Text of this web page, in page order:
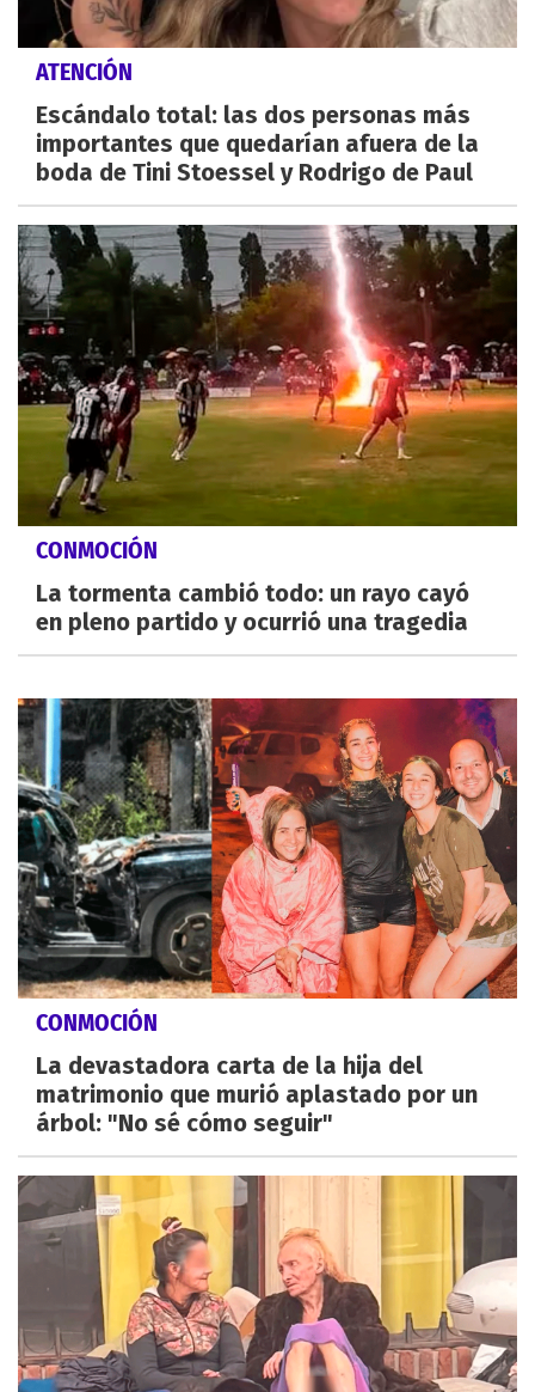
ATENCIÓN
Escándalo total: las dos personas más
importantes que quedarían afuera de la
boda de Tini Stoessel y Rodrigo de Paul
CONMOCIÓN
La tormenta cambió todo: un rayo cayó
en pleno partido y ocurrió una tragedia
CONMOCIÓN
La devastadora carta de la hija del
matrimonio que murió aplastado por un
árbol: "No sé cómo seguir"